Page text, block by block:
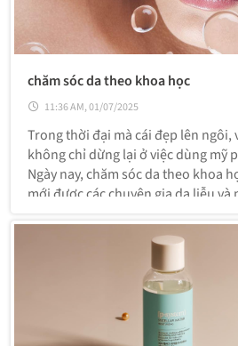
chăm sóc da theo khoa học
11:36 AM, 01/07/2025
Trong thời đại mà cái đẹp lên ngôi,
không chỉ dừng lại ở việc dùng mỹ
Ngày nay, chăm sóc da theo khoa
mới được các chuyên gia da liễu